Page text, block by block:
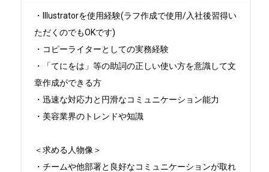
・Illustratorを使用経験(ラフ作成で使用/入社後習得い
ただくのでもOKです)
・コピーライターとしての実務経験
・「てにをは」等の助詞の正しい使い方を意識して文
章作成ができる方
・迅速な対応力と円滑なコミュニケーション能力
・美容業界のトレンドや知識
＜求める人物像＞
・チームや他部署と良好なコミュニケーションが取れ